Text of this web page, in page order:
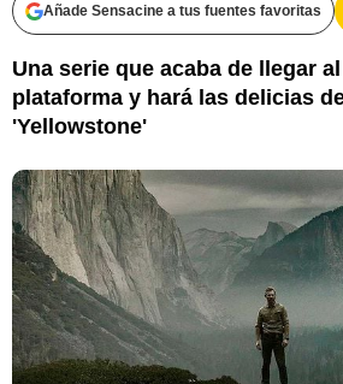
Añade Sensacine a tus fuentes favoritas
Una serie que acaba de llegar
plataforma y hará las delicias
'Yellowstone'